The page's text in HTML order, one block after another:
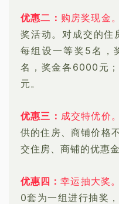
优惠二： 购房奖现金。
奖活动。对成交的住
每组设一等奖5名，
名，奖金各6000元
元。
优惠三 ： 成交特优价。
供的住房、商铺价格
交住房、商铺的优惠
优惠四：幸运抽大奖。
0套为一组进行抽奖